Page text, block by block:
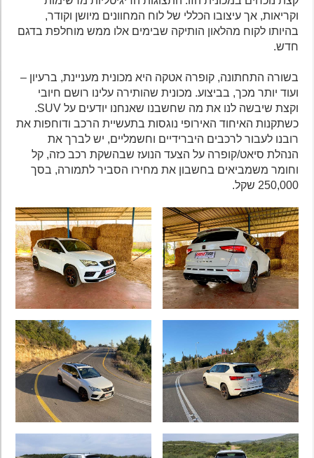
וקריאות, אך עיצובו הכללי של לוח המחוונים מיושן וקודר,
בהיותו לקוח מהלאון הותיקה שבימים אלו ממש מוחלפת בדגם
חדש.
בשורה התחתונה, קופרה אטקה היא מכונית מעניינת, ברעיון –
ועוד יותר מכך, בביצוע. מכונית שהותירה עלינו רושם חיובי
וקצת שיבשה לנו את מה שחשבנו שאנחנו יודעים על SUV.
כשתקנות האיחוד האירופי נוגסות בתעשיית הרכב ודוחפות את
רובנו לעבור לרכבים היברידיים וחשמליים, יש לברך את
הנהלת סיאט/קופרה על הצעד הנועז שבהשקת רכב כזה, קל
וחומר משמביאים בחשבון את מחירו הסביר לתמורה, בסך
250,000 שקל.